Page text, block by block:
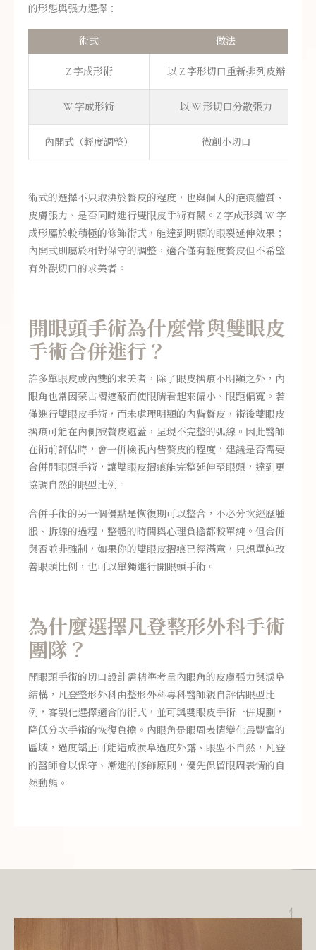
的形態與張力選擇：
術式 做法
Z 字成形術 以 Z 字形切口重新排列皮瓣
W 字成形術 以 W 形切口分散張力
內開式（輕度調整） 微創小切口
術式的選擇不只取決於贅皮的程度，也與個人的疤痕體質、
皮膚張力、是否同時進行雙眼皮手術有關。Z 字成形與 W 字
成形屬於較積極的修飾術式，能達到明顯的眼裂延伸效果；
內開式則屬於相對保守的調整，適合僅有輕度贅皮但不希望
有外觀切口的求美者。
開眼頭手術為什麼常與雙眼皮
手術合併進行？
許多單眼皮或內雙的求美者，除了眼皮摺痕不明顯之外，內
眼角也常因蒙古褶遮蔽而使眼睛看起來偏小、眼距偏寬。若
僅進行雙眼皮手術，而未處理明顯的內眥贅皮，術後雙眼皮
摺痕可能在內側被贅皮遮蓋，呈現不完整的弧線。因此醫師
在術前評估時，會一併檢視內眥贅皮的程度，建議是否需要
合併開眼頭手術，讓雙眼皮摺痕能完整延伸至眼頭，達到更
協調自然的眼型比例。
合併手術的另一個優點是恢復期可以整合，不必分次經歷腫
脹、拆線的過程，整體的時間與心理負擔都較單純。但合併
與否並非強制，如果你的雙眼皮摺痕已經滿意，只想單純改
善眼頭比例，也可以單獨進行開眼頭手術。
為什麼選擇凡登整形外科手術
團隊 ？
開眼頭手術的切口設計需精準考量內眼角的皮膚張力與淚阜
結構，凡登整形外科由整形外科專科醫師親自評估眼型比
例，客製化選擇適合的術式，並可與雙眼皮手術一併規劃，
降低分次手術的恢復負擔。內眼角是眼周表情變化最豐富的
區域，過度矯正可能造成淚阜過度外露、眼型不自然，凡登
的醫師會以保守、漸進的修飾原則，優先保留眼周表情的自
然動態。